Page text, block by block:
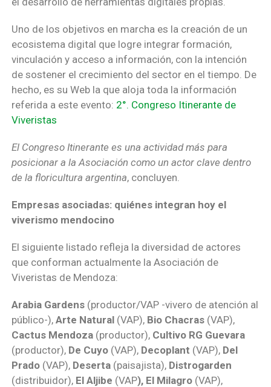
Uno de los objetivos en marcha es la creación de un
ecosistema digital que logre integrar formación,
vinculación y acceso a información, con la intención
de sostener el crecimiento del sector en el tiempo. De
hecho, es su Web la que aloja toda la información
referida a este evento: 2°. Congreso Itinerante de
Viveristas
El Congreso Itinerante es una actividad más para
posicionar a la Asociación como un actor clave dentro
de la floricultura argentina, concluyen.
Empresas asociadas: quiénes integran hoy el
viverismo mendocino
El siguiente listado refleja la diversidad de actores
que conforman actualmente la Asociación de
Viveristas de Mendoza:
Arabia Gardens(productor/VAP -vivero de atención al
público-), Arte Natural(VAP), Bio Chacras(VAP),
Cactus Mendoza (productor), Cultivo RG Guevara
(productor), De Cuyo(VAP), Decoplant (VAP), Del
Prado(VAP), Deserta(paisajista), Distrogarden
(distribuidor), El Aljibe (VAP), El Milagro (VAP),